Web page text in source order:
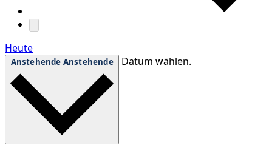
Heute
Anstehende Anstehende Datum wählen.